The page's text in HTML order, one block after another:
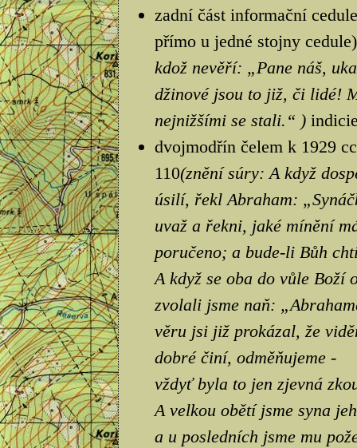
zadní část informační
přímo u jedné stojny
kdož nevěří: „Pane náš,
džinové jsou to již, či lidé!
nejnižšími se stali.“ )
dvojmodřín čelem k 1929
110(znění súry: A když
úsilí, řekl Abraham:
uvaž a řekni, jaké mínění
poručeno; a bude-li Bůh
A když se oba do vůle Boží
zvolali jsme naň:
věru jsi již prokázal, že
dobré činí, odměňujeme -
vždyť byla to jen zjevná
A velkou obětí jsme syna
a u posledních jsme mu